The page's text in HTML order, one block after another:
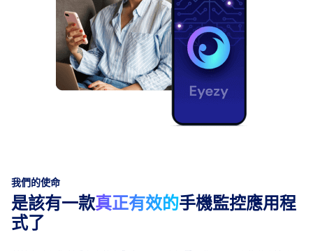
我們的使命
是該有一款真正有效的手機監控應用程
式了